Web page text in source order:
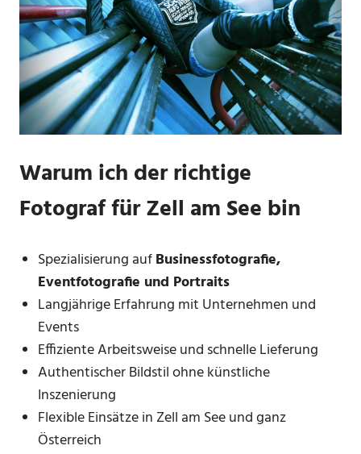
Warum ich der richtige
Fotograf für Zell am See bin
Spezialisierung aufBusinessfotografie,
Eventfotografie und Portraits
Langjährige Erfahrung mit Unternehmen und
Events
Effiziente Arbeitsweise und schnelle Lieferung
Authentischer Bildstil ohne künstliche
Inszenierung
Flexible Einsätze in Zell am See und ganz
Österreich